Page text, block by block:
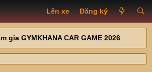
Lên xe Đăng ký
gia GYMKHANA CAR GAME 2026